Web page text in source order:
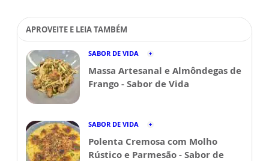
APROVEITE E LEIA TAMBÉM
SABOR DE VIDA
Massa Artesanal e Almôndegas de
Frango - Sabor de Vida
SABOR DE VIDA
Polenta Cremosa com Molho
Rústico e Parmesão - Sabor de